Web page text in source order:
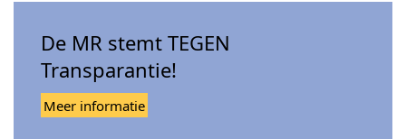
De MR stemt TEGEN
Transparantie!
Meer informatie